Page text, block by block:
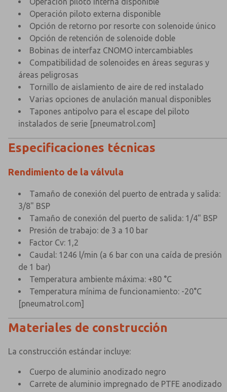
Operación piloto externa disponible
Opción de retorno por resorte con solenoide único
Opción de retención de solenoide doble
Bobinas de interfaz CNOMO intercambiables
Compatibilidad de solenoides en áreas seguras y
áreas peligrosas
Tornillo de aislamiento de aire de red instalado
Varias opciones de anulación manual disponibles
Tapones antipolvo para el escape del piloto
instalados de serie [pneumatrol.com]
Especificaciones técnicas
Rendimiento de la válvula
Tamaño de conexión del puerto de entrada y salida:
3/8" BSP
Tamaño de conexión del puerto de salida: 1/4" BSP
Presión de trabajo: de 3 a 10 bar
Factor Cv: 1,2
Caudal: 1246 l/min (a 6 bar con una caída de presión
de 1 bar)
Temperatura ambiente máxima: +80 °C
Temperatura mínima de funcionamiento: -20°C
[pneumatrol.com]
Materiales de construcción
La construcción estándar incluye:
Cuerpo de aluminio anodizado negro
Carrete de aluminio impregnado de PTFE anodizado